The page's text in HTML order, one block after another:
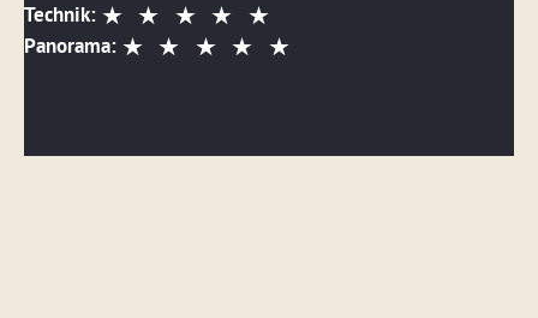
Technik:
Panorama: